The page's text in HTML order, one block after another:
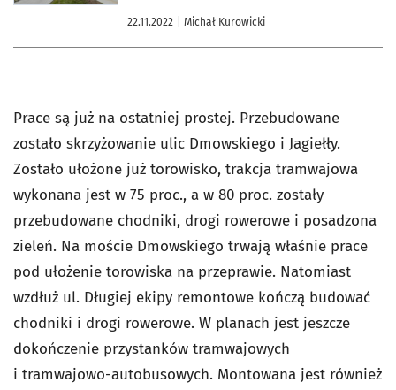
22.11.2022 | Michał Kurowicki
Prace są już na ostatniej prostej. Przebudowane
zostało skrzyżowanie ulic Dmowskiego i Jagiełły.
Zostało ułożone już torowisko, trakcja tramwajowa
wykonana jest w 75 proc., a w 80 proc. zostały
przebudowane chodniki, drogi rowerowe i posadzona
zieleń. Na moście Dmowskiego trwają właśnie prace
pod ułożenie torowiska na przeprawie. Natomiast
wzdłuż ul. Długiej ekipy remontowe kończą budować
chodniki i drogi rowerowe. W planach jest jeszcze
dokończenie przystanków tramwajowych
i tramwajowo-autobusowych. Montowana jest również